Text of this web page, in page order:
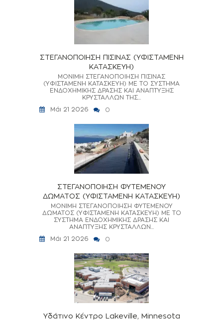
ΣΤΕΓΑΝΟΠΟΙΗΣΗ ΠΙΣΙΝΑΣ (ΥΦΙΣΤΑΜΕΝΗ
ΚΑΤΑΣΚΕΥΗ)
ΜΟΝΙΜΗ ΣΤΕΓΑΝΟΠΟΙΗΣΗ ΠΙΣΙΝΑΣ
(ΥΦΙΣΤΑΜΕΝΗ ΚΑΤΑΣΚΕΥΗ) ΜΕ ΤΟ ΣΥΣΤΗΜΑ
ΕΝΔΟΧΗΜΙΚΗΣ ΔΡΑΣΗΣ ΚΑΙ ΑΝΑΠΤΥΞΗΣ
ΚΡΥΣΤΑΛΛΩΝ ΤΗΣ...
Μάι 21 2026
0
ΣΤΕΓΑΝΟΠΟΙΗΣΗ ΦΥΤΕΜΕΝΟΥ
ΔΩΜΑΤΟΣ (ΥΦΙΣΤΑΜΕΝΗ ΚΑΤΑΣΚΕΥΗ)
ΜΟΝΙΜΗ ΣΤΕΓΑΝΟΠΟΙΗΣΗ ΦΥΤΕΜΕΝΟΥ
ΔΩΜΑΤΟΣ (ΥΦΙΣΤΑΜΕΝΗ ΚΑΤΑΣΚΕΥΗ) ΜΕ ΤΟ
ΣΥΣΤΗΜΑ ΕΝΔΟΧΗΜΙΚΗΣ ΔΡΑΣΗΣ ΚΑΙ
ΑΝΑΠΤΥΞΗΣ ΚΡΥΣΤΑΛΛΩΝ...
Μάι 21 2026
0
Υδάτινο Κέντρο Lakeville, Minnesota